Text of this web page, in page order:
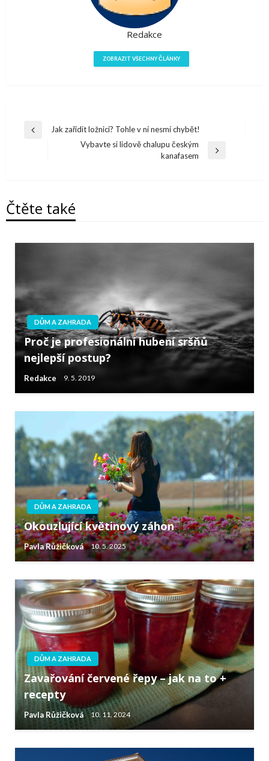
Redakce
ZOBRAZIT VŠECHNY ČLÁNKY
Navigace
PředchazíJak zařídit ložnici? Tohle v ní nesmí chybět!
Vybavte si lidově chalupu českým
kanafasem
Čtěte také
DŮM A ZAHRADA
Proč je profesionální hubení sršňů
nejlepší postup?
Redakce 9. 5. 2019
DŮM A ZAHRADA
Okouzlující květinový záhon
Pavla Růžičková 10. 5. 2025
DŮM A ZAHRADA
Zavařování červené řepy – jak na to +
recepty
Pavla Růžičková 10. 11. 2024